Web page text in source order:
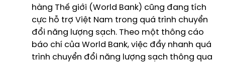
hàng Thế giới (World Bank) cũng đang tích
cực hỗ trợ Việt Nam trong quá trình chuyển
đổi năng lượng sạch. Theo một thông cáo
báo chí của World Bank, việc đẩy nhanh quá
trình chuyển đổi năng lượng sạch thông qua